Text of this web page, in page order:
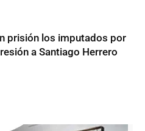
prisión los imputados por
a Santiago Herrero